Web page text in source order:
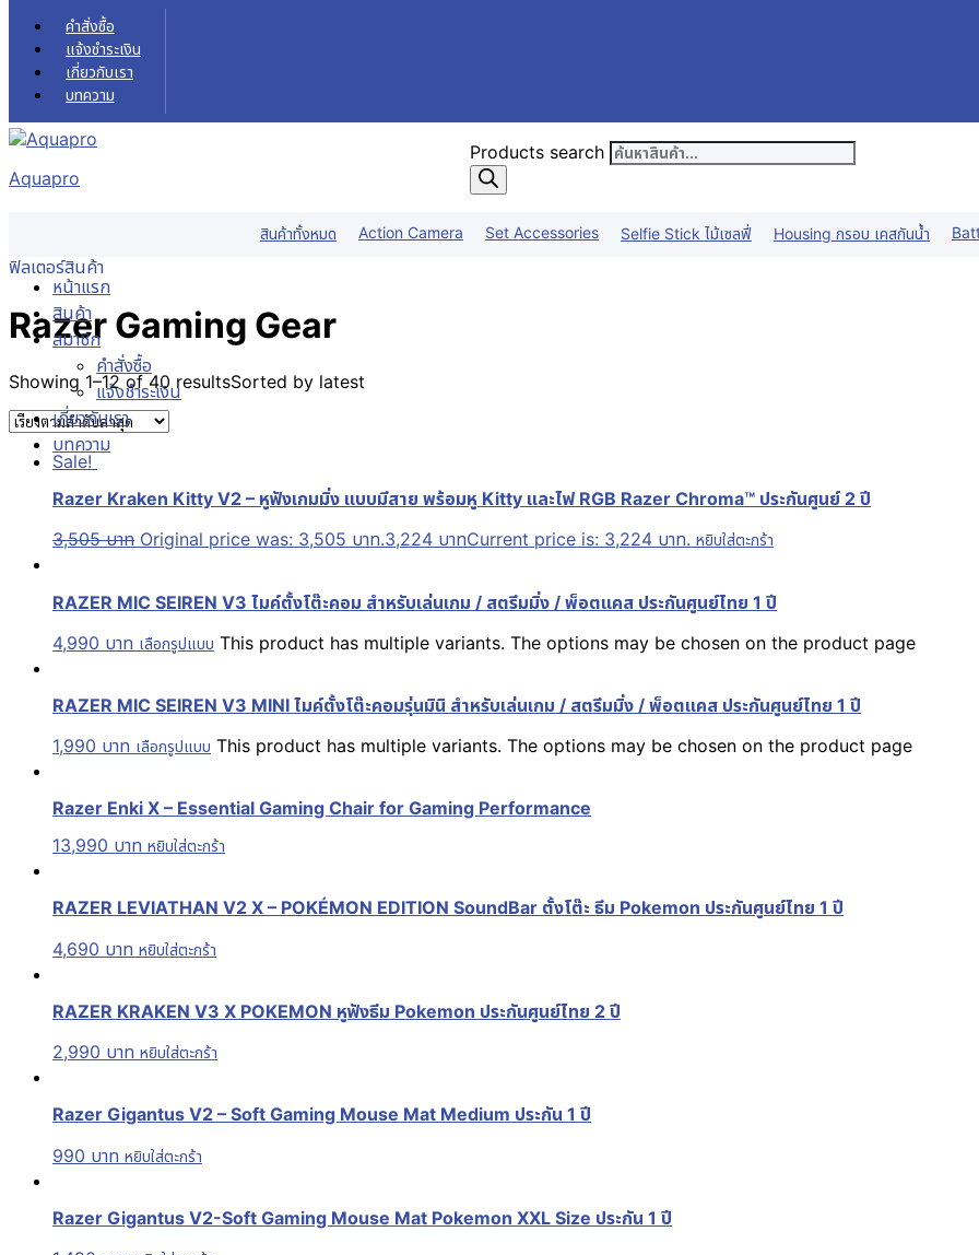
Skip to content
คำสั่งซื้อ
แจ้งชำระเงิน
เกี่ยวกับเรา
บทความ
Aquapro
Products search
สินค้าทั้งหมด Action Camera Set Accessories Selfie Stick ไม้เซลฟี่ Housing กรอบ เคสกันน้ำ
หน้าแรก
สินค้า
สมาชิก
คำสั่งซื้อ
แจ้งชำระเงิน
เกี่ยวกับเรา
บทความ
Razer Gaming Gear
ฟิลเตอร์สินค้า
Razer Gaming Gear
Showing 1–12 of 40 resultsSorted by latest
Sale!
Razer Kraken Kitty V2 – หูฟังเกมมิ่ง แบบมีสาย พร้อมหู Kitty และไฟ RGB Razer Chroma™ ประกันศูนย์ 2 ปี
3,505บาท Original price was: 3,505 บาท.3,224 บาทCurrent price is: 3,224 บาท. หยิบใส่ตะกร้า
RAZER MIC SEIREN V3 ไมค์ตั้งโต๊ะคอม สำหรับเล่นเกม / สตรีมมิ่ง / พ็อตแคส ประกันศูนย์ไทย 1 ปี
4,990 บาท เลือกรูปแบบ This product has multiple variants. The options may be chosen on the product page
RAZER MIC SEIREN V3 MINI ไมค์ตั้งโต๊ะคอมรุ่นมินิ สำหรับเล่นเกม / สตรีมมิ่ง / พ็อตแคส ประกันศูนย์ไทย 1 ปี
1,990 บาท เลือกรูปแบบ This product has multiple variants. The options may be chosen on the product page
Razer Enki X – Essential Gaming Chair for Gaming Performance
13,990 บาท หยิบใส่ตะกร้า
RAZER LEVIATHAN V2 X – POKÉMON EDITION SoundBar ตั้งโต๊ะ ธีม Pokemon ประกันศูนย์ไทย 1 ปี
4,690 บาท หยิบใส่ตะกร้า
RAZER KRAKEN V3 X POKEMON หูฟังธีม Pokemon ประกันศูนย์ไทย 2 ปี
2,990 บาท หยิบใส่ตะกร้า
Razer Gigantus V2 – Soft Gaming Mouse Mat Medium ประกัน 1 ปี
990 บาท หยิบใส่ตะกร้า
Razer Gigantus V2-Soft Gaming Mouse Mat Pokemon XXL Size ประกัน 1 ปี